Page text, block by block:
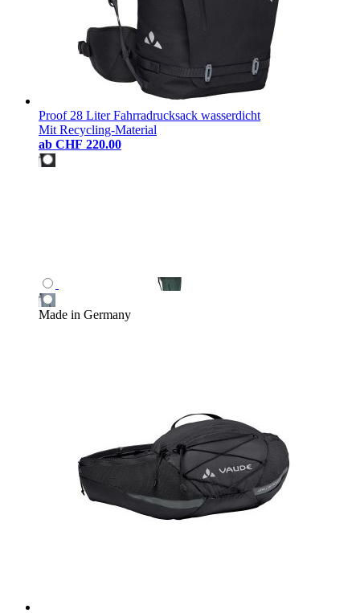
Proof 28 Liter Fahrradrucksack wasserdicht
Mit Recycling-Material
ab CHF 220.00
Made in Germany